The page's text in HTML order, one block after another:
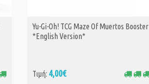
ΑΓΟΡΑ
Yu-Gi-Oh! TCG Maze Of Muertos Booster
*English Version*
Τιμή: 4,00€